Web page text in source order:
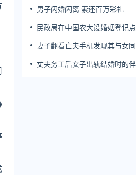
男子闪婚闪离 索还百万彩礼
民政局在中国农大设婚姻登记点
妻子翻看亡夫手机发现其与女
丈夫务工后女子出轨结婚时的